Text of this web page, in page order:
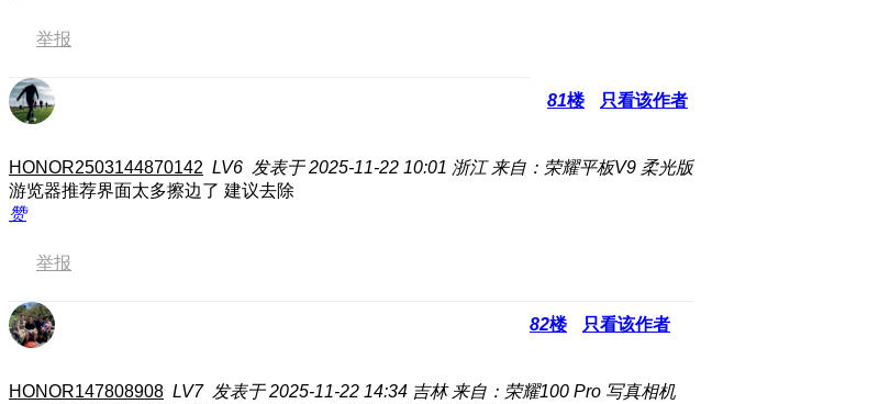
举报
81楼 只看该作者
HONOR2503144870142 LV6 发表于 2025-11-22 10:01 浙江 来自：荣耀平板V9 柔光版
游览器推荐界面太多擦边了 建议去除
赞
举报
82楼 只看该作者
HONOR147808908 LV7 发表于 2025-11-22 14:34 吉林 来自：荣耀100 Pro 写真相机